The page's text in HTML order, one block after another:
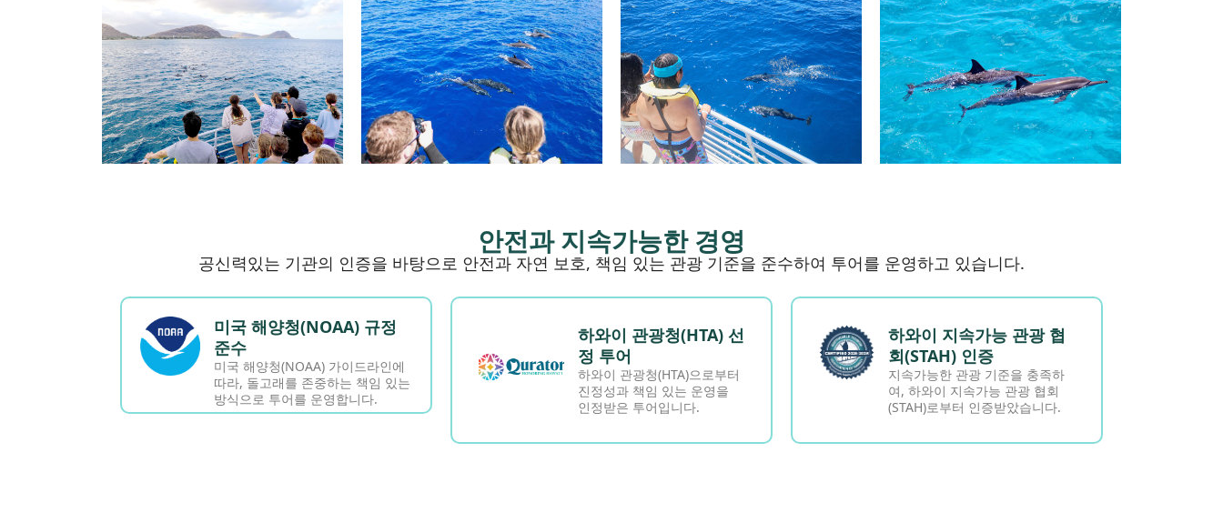
안전과 지속가능한 경영
공신력있는 기관의 인증을 바탕으로 안전과 자연 보호, 책임 있는 관광 기준을 준수하여 투어를 운영하고 있습니다.
미국 해양청(NOAA) 규정
준수
미국 해양청(NOAA) 가이드라인에
따라, 돌고래를 존중하는 책임 있는
방식으로 투어를 운영합니다.
하와이 관광청(HTA) 선
정 투어
하와이 관광청(HTA)으로부터
진정성과 책임 있는 운영을
인정받은 투어입니다.
하와이 지속가능 관광 협
회(STAH) 인증
지속가능한 관광 기준을 충족하
여, 하와이 지속가능 관광 협회
(STAH)로부터 인증받았습니다.